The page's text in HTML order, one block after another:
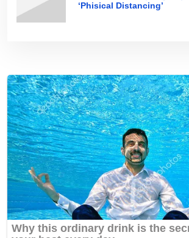
‘Phisical Distancing’